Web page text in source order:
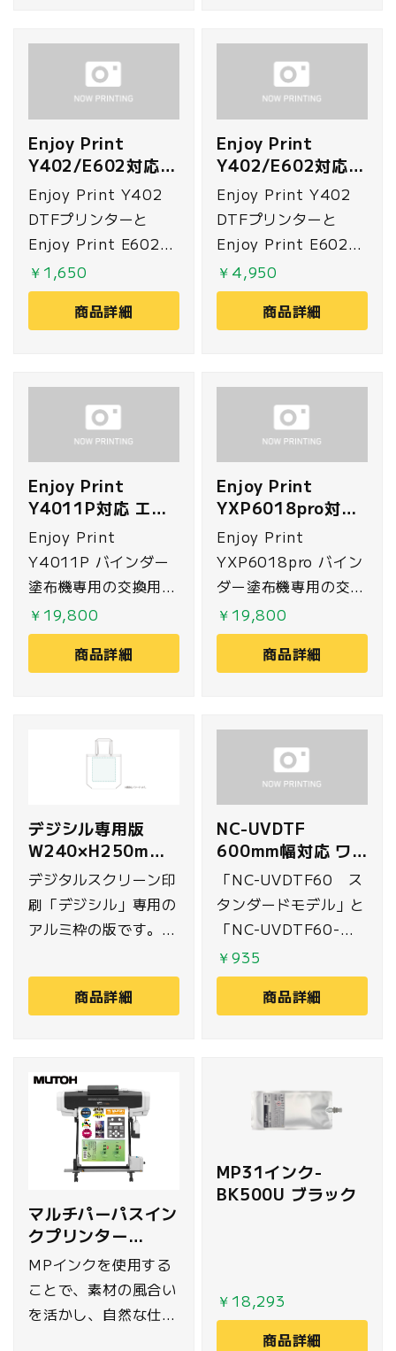
Enjoy Print
Y402/E602対応
ワイパー
Enjoy Print Y402
DTFプリンターと
Enjoy Print E602
DTFプリンターに対応
した交換用ワイパーで
￥1,650
商品詳細
Enjoy Print
Y402/E602対応
キャップ
Enjoy Print Y402
DTFプリンターと
Enjoy Print E602
DTFプリンターに対応
したプリントヘッドを
保護するためのキャッ
￥4,950
商品詳細
Enjoy Print
Y4011P対応 エア
ーフィルター
Enjoy Print
Y4011P バインダー
塗布機専用の交換用エ
アーフィルターです。
￥19,800
商品詳細
Enjoy Print
YXP6018pro対応
エアーフィルター
Enjoy Print
YXP6018pro バイン
ダー塗布機専用の交換
用エアーフィルターで
す。
￥19,800
商品詳細
デジシル専用版
W240×H250mm
(Tシャツ襟下用・
トートバッグ用)
デジタルスクリーン印
刷「デジシル」専用の
アルミ枠の版です。紗
範囲以外に乳剤を塗り
露光したもので、プリ
版します。こちらは最
大W240×H250mm
のプリント範囲に対応
しており、Tシャツの
背面リブ下やトートバ
ッグなどに使用可能で
す。
商品詳細
NC-UVDTF
600mm幅対応 ワ
イパー
「NC-UVDTF60 ス
タンダードモデル」と
「NC-UVDTF60-
PLUS 金銀フィルム
対応モデル」に対応し
たワイパーです。
ご注意ください。
￥935
商品詳細
マルチパーパスイン
クプリンター
MUTOH
MPインクを使用する
ことで、素材の風合い
を活かし、自然な仕上
MP31インク-
BK500U ブラック
￥18,293
商品詳細